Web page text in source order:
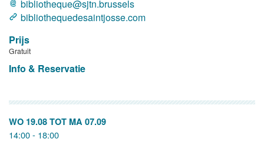
bibliotheque@sjtn.brussels
bibliothequedesaintjosse.com
Prijs
Gratuit
Info & Reservatie
WO 19.08 TOT MA 07.09
14:00 - 18:00